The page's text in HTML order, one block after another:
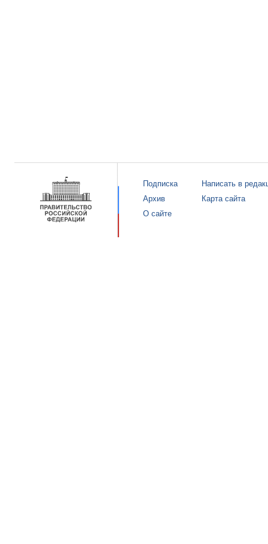
Подписка
Архив
О сайте
Написать в
Карта сайта